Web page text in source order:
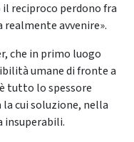
il reciproco perdono fra
realmente avvenire».
che in primo luogo
umane di fronte a
tutto lo spessore
cui soluzione, nella
insuperabili.